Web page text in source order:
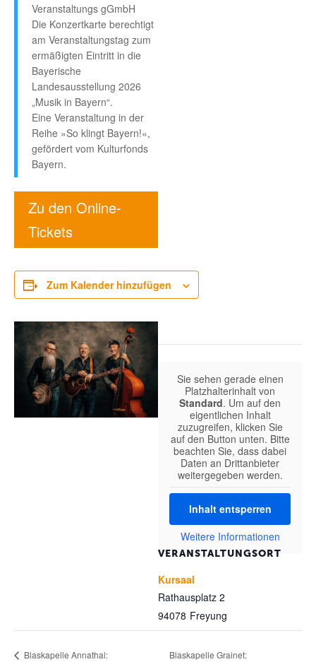
Veranstaltungs gGmbH
Die Konzertkarte berechtigt
am Veranstaltungstag zum
ermäßigten Eintritt in die
Bayerische
Landesausstellung 2026
„Musik in Bayern“.
Eine Veranstaltung in der
Reihe »So klingt Bayern!«,
gefördert vom Kulturfonds
Bayern.
Zu den Online-
Tickets
Zum Kalender hinzufügen
VERANSTALTUNGSORT
Kursaal
Rathausplatz 2
Freyung
94078
Sie sehen gerade einen
Platzhalterinhalt von
Standard. Um auf den
eigentlichen Inhalt
zuzugreifen, klicken Sie
auf den Button unten. Bitte
beachten Sie, dass dabei
Daten an Drittanbieter
weitergegeben werden.
Inhalt entsperren
Weitere Informationen
Blaskapelle Annathal:
Blaskapelle Grainet: